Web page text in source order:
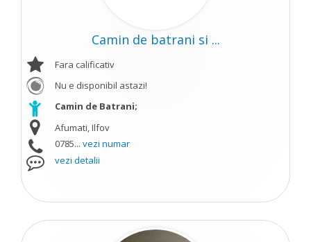
Camin de batrani si ...
Fara calificativ
Nu e disponibil astazi!
Camin de Batrani;
Afumati, Ilfov
0785... vezi numar
vezi detalii